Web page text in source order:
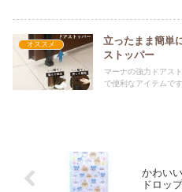
オススメ
立ったまま簡単
ストッパー
マーナの強力ドアス
で便利なアイテムです
かわい
ドロッ